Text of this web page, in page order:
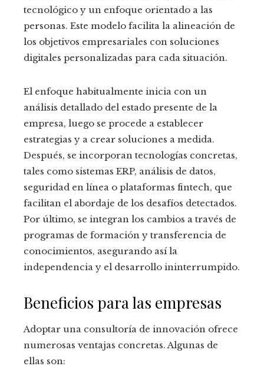
tecnológico y un enfoque orientado a las
personas. Este modelo facilita la alineación de
los objetivos empresariales con soluciones
digitales personalizadas para cada situación.
El enfoque habitualmente inicia con un
análisis detallado del estado presente de la
empresa, luego se procede a establecer
estrategias y a crear soluciones a medida.
Después, se incorporan tecnologías concretas,
tales como sistemas ERP, análisis de datos,
seguridad en línea o plataformas fintech, que
facilitan el abordaje de los desafíos detectados.
Por último, se integran los cambios a través de
programas de formación y transferencia de
conocimientos, asegurando así la
independencia y el desarrollo ininterrumpido.
Beneficios para las empresas
Adoptar una consultoría de innovación ofrece
numerosas ventajas concretas. Algunas de
ellas son: